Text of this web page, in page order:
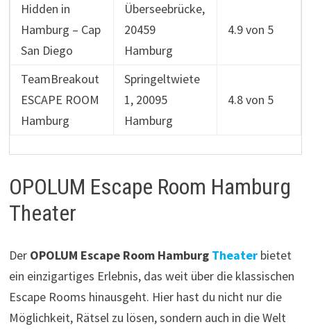
Hidden in
Hamburg – Cap
San Diego
Überseebrücke,
20459
Hamburg
4.9 von 5
TeamBreakout
ESCAPE ROOM
Hamburg
Springeltwiete
1, 20095
Hamburg
4.8 von 5
OPOLUM Escape Room Hamburg
Theater
Der OPOLUM Escape Room Hamburg Theaterbietet
ein einzigartiges Erlebnis, das weit über die klassischen
Escape Rooms hinausgeht. Hier hast du nicht nur die
Möglichkeit, Rätsel zu lösen, sondern auch in die Welt